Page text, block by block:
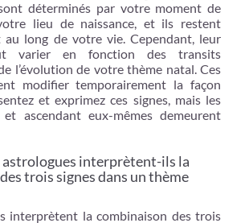
déterminés par votre moment de
lieu de naissance, et ils restent
long de votre vie. Cependant, leur
varier en fonction des transits
l’évolution de votre thème natal. Ces
modifier temporairement la façon
et exprimez ces signes, mais les
ascendant eux-mêmes demeurent
astrologues interprètent-ils la
trois signes dans un thème
interprètent la combinaison des trois